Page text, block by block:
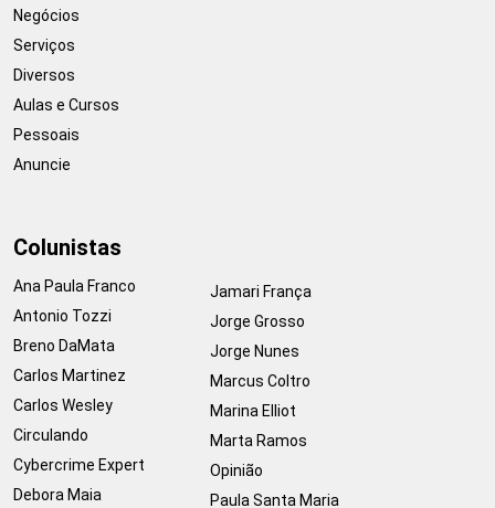
Negócios
Serviços
Diversos
Aulas e Cursos
Pessoais
Anuncie
Colunistas
Ana Paula Franco
Antonio Tozzi
Breno DaMata
Carlos Martinez
Carlos Wesley
Circulando
Cybercrime Expert
Debora Maia
Jamari França
Jorge Grosso
Jorge Nunes
Marcus Coltro
Marina Elliot
Marta Ramos
Opinião
Paula Santa Maria